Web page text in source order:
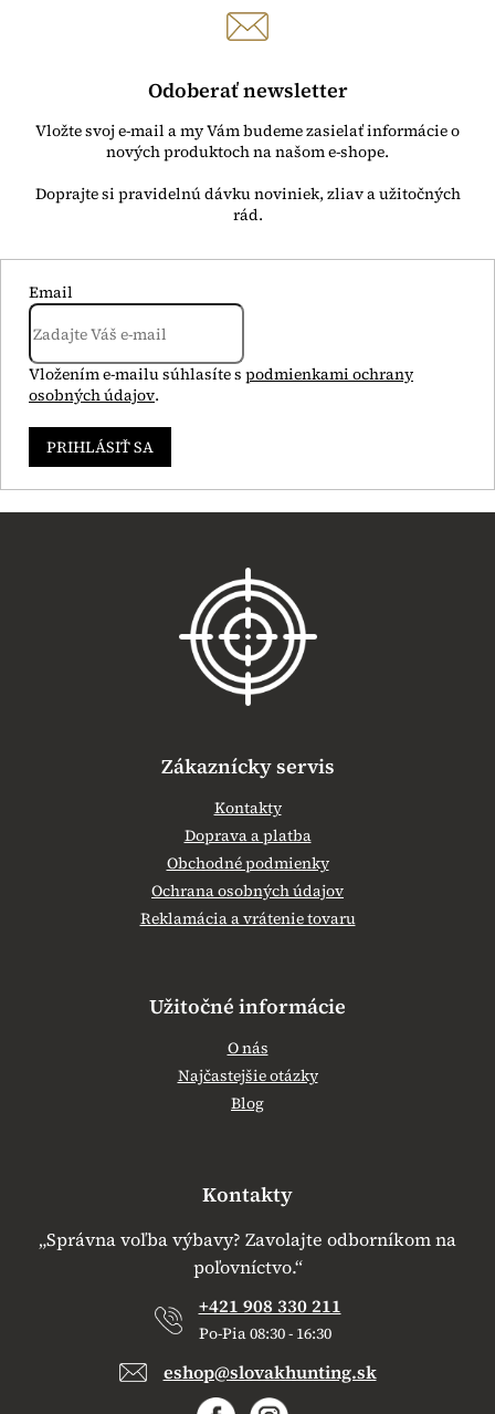
Odoberať newsletter
Vložte svoj e-mail a my Vám budeme zasielať informácie o
nových produktoch na našom e-shope.
Email
Vložením e-mailu súhlasíte s podmienkami ochrany
osobných údajov.
PRIHLÁSIŤ SA
Zákaznícky servis
Kontakty
Doprava a platba
Obchodné podmienky
Ochrana osobných údajov
Reklamácia a vrátenie tovaru
Užitočné informácie
O nás
Najčastejšie otázky
Blog
Kontakty
„Správna voľba výbavy? Zavolajte odborníkom na
poľovníctvo.“
+421 908 330 211
Po-Pia 08:30 - 16:30
eshop@slovakhunting.sk